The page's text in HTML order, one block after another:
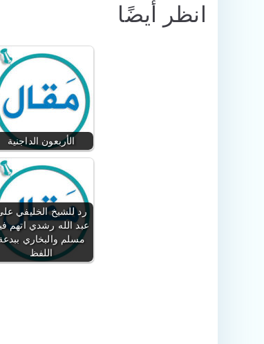
انظر أيضًا
الأربعون الداجنية
رد للشيخ الخليفي
عبد الله رشدي اتهم
مسلم والبخاري
اللفظ